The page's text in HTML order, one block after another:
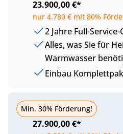
23.900,00 €*
nur 4.780 € mit 80%
2 Jahre Full-Service-
Alles, was Sie für
Warmwasser
Einbau
Plus
27.900,00 €*
Min. 30% Förderung!